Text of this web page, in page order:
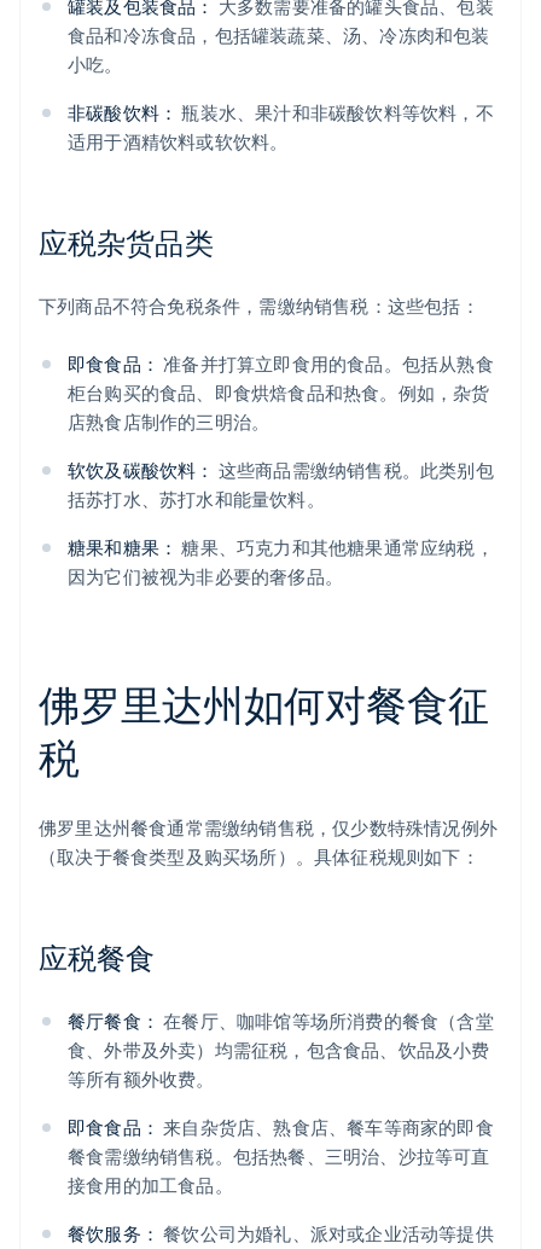
罐装及包装食品： 大多数需要准备的罐头食品、包装
食品和冷冻食品，包括罐装蔬菜、汤、冷冻肉和包装
小吃。
非碳酸饮料： 瓶装水、果汁和非碳酸饮料等饮料，不
适用于酒精饮料或软饮料。
应税杂货品类
下列商品不符合免税条件，需缴纳销售税：这些包括：
即食食品： 准备并打算立即食用的食品。包括从熟食
柜台购买的食品、即食烘焙食品和热食。例如，杂货
店熟食店制作的三明治。
软饮及碳酸饮料： 这些商品需缴纳销售税。此类别包
括苏打水、苏打水和能量饮料。
糖果和糖果： 糖果、巧克力和其他糖果通常应纳税，
因为它们被视为非必要的奢侈品。
佛罗里达州如何对餐食征
税
佛罗里达州餐食通常需缴纳销售税，仅少数特殊情况例外
（取决于餐食类型及购买场所）。具体征税规则如下：
应税餐食
餐厅餐食： 在餐厅、咖啡馆等场所消费的餐食（含堂
食、外带及外卖）均需征税，包含食品、饮品及小费
等所有额外收费。
即食食品： 来自杂货店、熟食店、餐车等商家的即食
餐食需缴纳销售税。包括热餐、三明治、沙拉等可直
接食用的加工食品。
餐饮服务： 餐饮公司为婚礼、派对或企业活动等提供